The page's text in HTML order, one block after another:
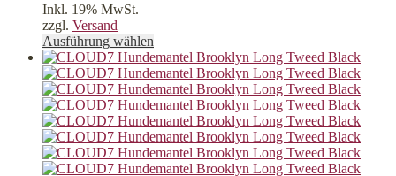
Inkl. 19% MwSt.
zzgl. Versand
Ausführung wählen
Produkt
weist
mehrere
Varianten
auf.
Die
Optionen
können